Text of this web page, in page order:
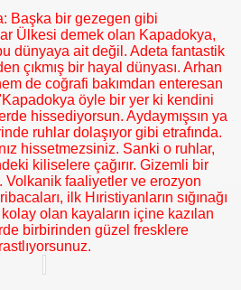
Başka bir gezegen gibi
Ülkesi demek olan Kapadokya,
dünyaya ait değil. Adeta fantastik
çıkmış bir hayal dünyası. Arhan
de coğrafi bakımdan enteresan
öyle bir yer ki kendini
hissediyorsun. Aydaymışsın ya
ruhlar dolaşıyor gibi etrafında.
hissetmezsiniz. Sanki o ruhlar,
kiliselere çağırır. Gizemli bir
Volkanik faaliyetler ve erozyon
ilk Hıristiyanların sığınağı
olan kayaların içine kazılan
birbirinden güzel fresklere
rastlıyorsunuz.